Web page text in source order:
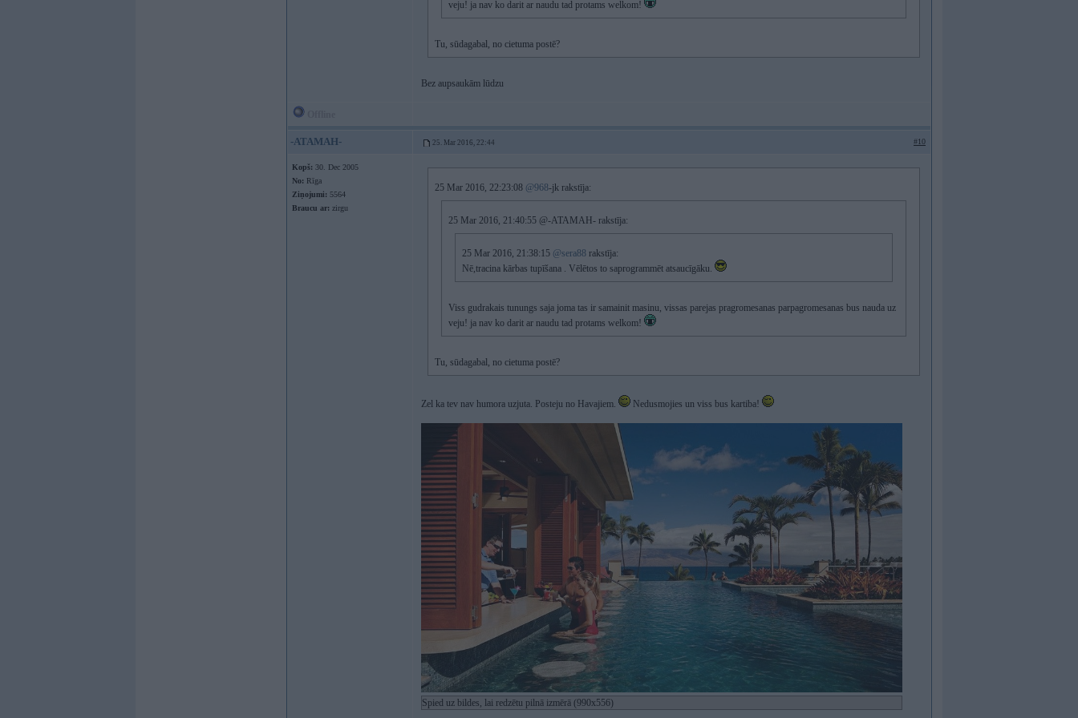
veju! ja nav ko darit ar naudu tad protams welkom!
Tu, sūdagabal, no cietuma postē?
Bez aupsaukām lūdzu
-ATAMAH- 25. Mar 2016, 22:44 #10
Kopš: 30. Dec 2005
No: Rīga
Ziņojumi: 5564
Braucu ar: zirgu
25 Mar 2016, 22:23:08 @968-jk rakstīja:
25 Mar 2016, 21:40:55 @-ATAMAH- rakstīja:
25 Mar 2016, 21:38:15 @sera88 rakstīja:
Nē,tracina kārbas tupīšana . Vēlētos to saprogrammēt atsaucīgāku.
Viss gudrakais tunungs saja joma tas ir samainit masinu, vissas parejas pragromesanas parpagromesanas bus nauda uz
veju! ja nav ko darit ar naudu tad protams welkom!
Tu, sūdagabal, no cietuma postē?
Zel ka tev nav humora uzjuta. Posteju no Havajiem. Nedusmojies un viss bus kartiba!
Spied uz bildes, lai redzētu pilnā izmērā (990x556)